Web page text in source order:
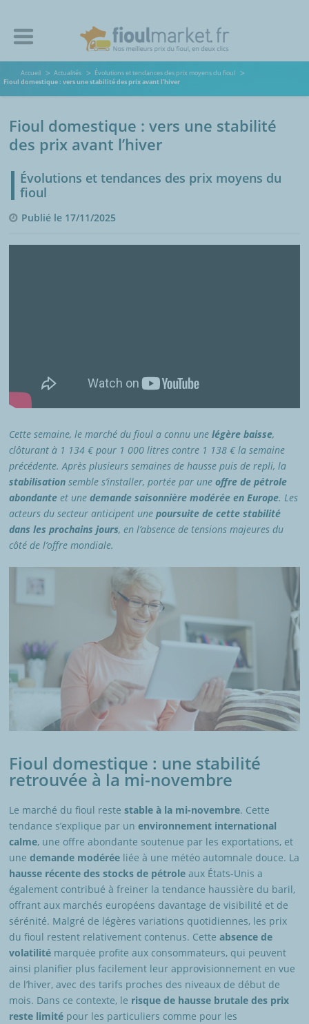
Accueil Actualités
Évolutions et tendances des prix moyens du fioul
Fioul domestique : vers une stabilité des prix avant l’hiver
Fioul domestique : vers une stabilité
des prix avant l’hiver
Évolutions et tendances des prix moyens du
fioul
Publié le 17/11/2025
Cette semaine, le marché du fioul a connu une légère baisse,
clôturant à 1 134 € pour 1 000 litres contre 1 138 € la semaine
précédente. Après plusieurs semaines de hausse puis de repli, la
stabilisation semble s’installer, portée par une offre de pétrole
abondante et une demande saisonnière modérée en Europe. Les
acteurs du secteur anticipent une poursuite de cette stabilité
dans les prochains jours, en l’absence de tensions majeures du
côté de l’offre mondiale.
Fioul domestique : une stabilité
retrouvée à la mi-novembre
Le marché du fioul reste stable à la mi-novembre. Cette
tendance s’explique par un environnement international
calme, une offre abondante soutenue par les exportations, et
une demande modérée liée à une météo automnale douce. La
hausse récente des stocks de pétrole aux États-Unis a
également contribué à freiner la tendance haussière du baril,
offrant aux marchés européens davantage de visibilité et de
sérénité. Malgré de légères variations quotidiennes, les prix
du fioul restent relativement contenus. Cette absence de
volatilité marquée profite aux consommateurs, qui peuvent
ainsi planifier plus facilement leur approvisionnement en vue
de l’hiver, avec des tarifs proches des niveaux de début de
mois. Dans ce contexte, le risque de hausse brutale des prix
reste limité pour les particuliers comme pour les